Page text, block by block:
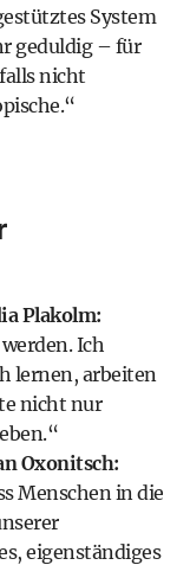
System
geduldig – für
nicht
Plakolm:
Ich
lernen, arbeiten
nicht nur
Oxonitsch:
Menschen in die
eigenständiges